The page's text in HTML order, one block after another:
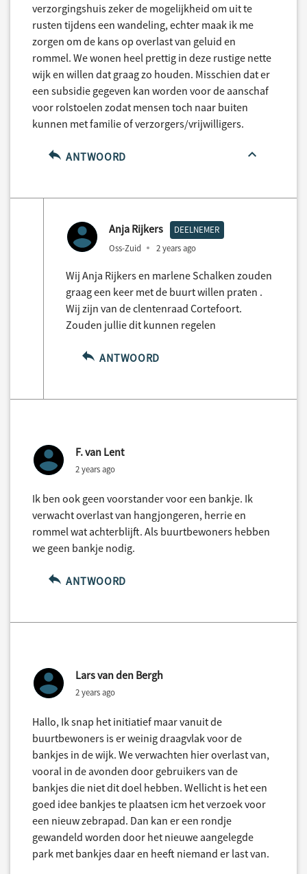
verzorgingshuis zeker de mogelijkheid om uit te
rusten tijdens een wandeling, echter maak ik me
zorgen om de kans op overlast van geluid en
rommel. We wonen heel prettig in deze rustige nette
wijk en willen dat graag zo houden. Misschien dat er
een subsidie gegeven kan worden voor de aanschaf
voor rolstoelen zodat mensen toch naar buiten
kunnen met familie of verzorgers/vrijwilligers.
ANTWOORD
Anja Rijkers DEELNEMER
Oss-Zuid 2 years ago
Wij Anja Rijkers en marlene Schalken zouden
graag een keer met de buurt willen praten .
Wij zijn van de clentenraad Cortefoort.
Zouden jullie dit kunnen regelen
ANTWOORD
F. van Lent
2 years ago
Ik ben ook geen voorstander voor een bankje. Ik
verwacht overlast van hangjongeren, herrie en
rommel wat achterblijft. Als buurtbewoners hebben
we geen bankje nodig.
ANTWOORD
Lars van den Bergh
2 years ago
Hallo, Ik snap het initiatief maar vanuit de
buurtbewoners is er weinig draagvlak voor de
bankjes in de wijk. We verwachten hier overlast van,
vooral in de avonden door gebruikers van de
bankjes die niet dit doel hebben. Wellicht is het een
goed idee bankjes te plaatsen icm het verzoek voor
een nieuw zebrapad. Dan kan er een rondje
gewandeld worden door het nieuwe aangelegde
park met bankjes daar en heeft niemand er last van.